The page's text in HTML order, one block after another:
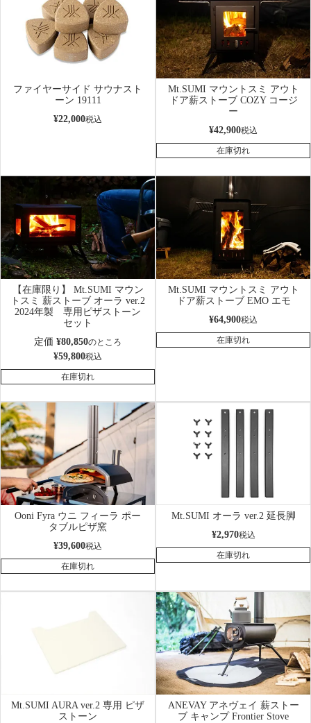
ファイヤーサイド サウナスト
ーン 19111
¥22,000税込
Mt.SUMI マウントスミ アウト
ドア薪ストーブ COZY コージ
ー
¥42,900税込
在庫切れ
【在庫限り】 Mt.SUMI マウン
トスミ 薪ストーブ オーラ ver.2
2024年製 専用ピザストーン
セット
定価 ¥80,850のところ
¥59,800税込
在庫切れ
Mt.SUMI マウントスミ アウト
ドア薪ストーブ EMO エモ
¥64,900税込
在庫切れ
Ooni Fyra ウニ フィーラ ポー
タブルピザ窯
¥39,600税込
在庫切れ
Mt.SUMI オーラ ver.2 延長脚
¥2,970税込
在庫切れ
Mt.SUMI AURA ver.2 専用 ピザ
ストーン
ANEVAY アネヴェイ 薪ストー
ブ キャンプ Frontier Stove